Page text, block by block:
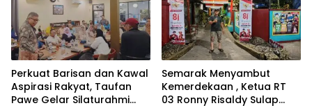
Perkuat Barisan dan Kawal
Aspirasi Rakyat, Taufan
Pawe Gelar Silaturahmi
Semarak Menyambut
Kemerdekaan , Ketua RT
03 Ronny Risaldy Sulap